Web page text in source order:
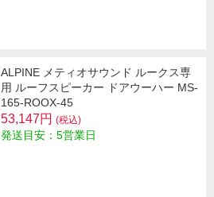
ALPINE メティオサウンド ルークス専
用 ルーフスピーカー ドアウーハー MS-
165-ROOX-45
53,147円 (税込)
発送目安：5営業日